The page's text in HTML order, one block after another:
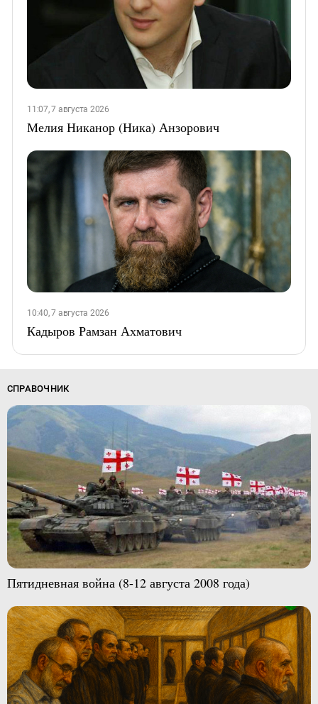
11:07, 7 августа 2026
Мелия Никанор (Ника) Анзорович
10:40, 7 августа 2026
Кадыров Рамзан Ахматович
СПРАВОЧНИК
Пятидневная война (8-12 августа 2008 года)